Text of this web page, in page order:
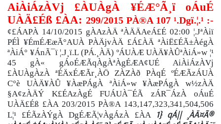
AiÀiÁzÀVj £ÀUÀgÀ ¥ÉÆ°Ã¸ï oÁuÉ
UÀÄ£Éß £ÀA: 299/2015 PÀ®A 107 ¹.Dgï.¦.¹ :-
¢£ÁAPÀ 14/10/2015 gÀAzÀÄ ªÀÄÄAeÁ£É 02:00 ¦.JªÀiï
PÉÌ ¥ÉmÉÆæÃ°AUÀ PÀÄjvÀÄ £Á£ÀÄ ªÀiË£ÉÃ±ÀégÀ
ªÀiÁ° ¥ÁnÃ¯ï ¦.J¸ï.L (PÁ.¸ÀÄ) ºÁUÀÆ UÀÄ¥ÀÛªÀiÁ»w ¦¹
45 gÀ« gÁoÉÆÃqÀgÀªÀgÉÆA¢UÉ AiÀiÁzÀVj
£ÀUÀgÀzÀ ªÉÄxÉÆÃr¸ÀÖ ZÀZÀð PÀqÉ ºÉÆÃzÁUÀ
C°è UÀÄ¥ÀÛ ¥ÀæPÁgÀ ªÀiÁ»w ¥ÀæPÁgÀ w½zÀÄ
§A¢zÀÄÝ K£ÉAzÀgÉ FUÁUÀ¯ÉÃ zÁR¯ÁzÀ oÁuÉ
UÀÄ£Éß £ÀA 203/2015 PÀ®A 143,147,323,341,504,506
L¦¹ £ÉÃzÀÝgÀ DgÉÆÃ¦vÀgÁzÀ £ÀA
1} qÁ|| ¸ÀÄ¤Ã®